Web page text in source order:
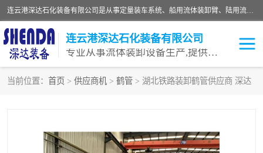
连云港深达石化装备有限公司是从事定量装车系统、船用流体装卸臂、陆用流体装卸臂（鹤管）、活动梯、钢构平台等全系列流体装卸设备的设计、制造、销售以及服务的专业供应商。公司始终以客户为中心，密切跟踪国内外油气储运及装卸设备先进技术的发展，以先进的技术、优质的产品、一流的服务，满足客户需求。
连云港深达石化装备有限公司
专业从事流体装卸设备生产,提供全面解决方案，生产与定制服务
当前位置： 首页 > 供应商机 > 鹤管 > 湖北铁路装卸鹤管供应商 深达
卸车鹤管 LNG鹤管